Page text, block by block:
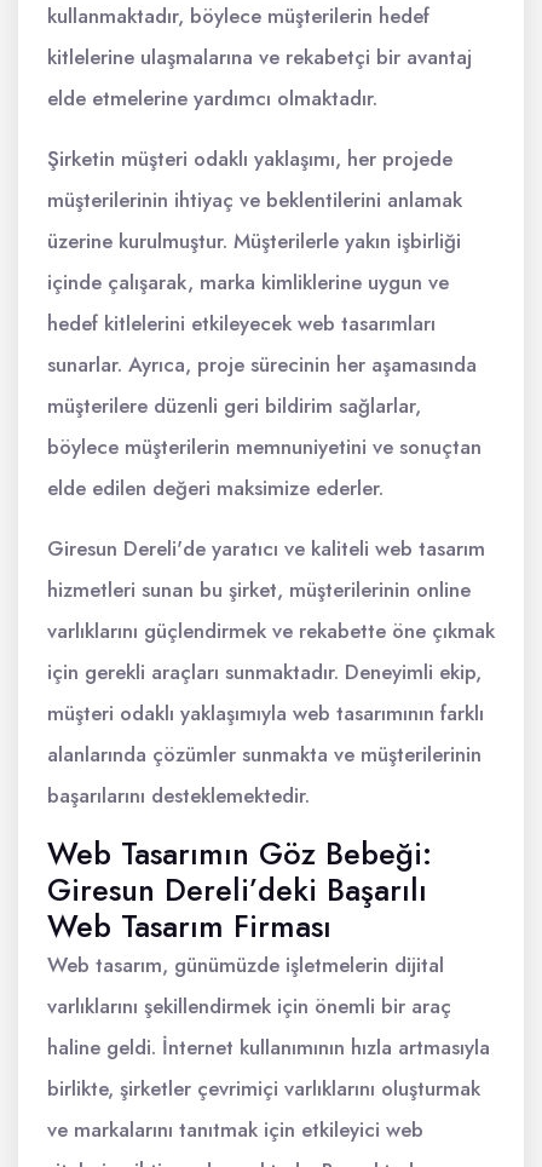
kullanmaktadır, böylece müşterilerin hedef
kitlelerine ulaşmalarına ve rekabetçi bir avantaj
elde etmelerine yardımcı olmaktadır.
Şirketin müşteri odaklı yaklaşımı, her projede
müşterilerinin ihtiyaç ve beklentilerini anlamak
üzerine kurulmuştur. Müşterilerle yakın işbirliği
içinde çalışarak, marka kimliklerine uygun ve
hedef kitlelerini etkileyecek web tasarımları
sunarlar. Ayrıca, proje sürecinin her aşamasında
müşterilere düzenli geri bildirim sağlarlar,
böylece müşterilerin memnuniyetini ve sonuçtan
elde edilen değeri maksimize ederler.
Giresun Dereli'de yaratıcı ve kaliteli web tasarım
hizmetleri sunan bu şirket, müşterilerinin online
varlıklarını güçlendirmek ve rekabette öne çıkmak
için gerekli araçları sunmaktadır. Deneyimli ekip,
müşteri odaklı yaklaşımıyla web tasarımının farklı
alanlarında çözümler sunmakta ve müşterilerinin
başarılarını desteklemektedir.
Web Tasarımın Göz Bebeği:
Giresun Dereli’deki Başarılı
Web Tasarım Firması
Web tasarım, günümüzde işletmelerin dijital
varlıklarını şekillendirmek için önemli bir araç
haline geldi. İnternet kullanımının hızla artmasıyla
birlikte, şirketler çevrimiçi varlıklarını oluşturmak
ve markalarını tanıtmak için etkileyici web